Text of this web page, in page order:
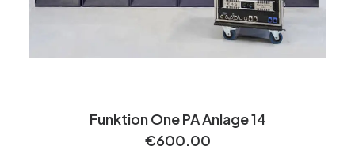
Funktion One PA Anlage 14
€600.00